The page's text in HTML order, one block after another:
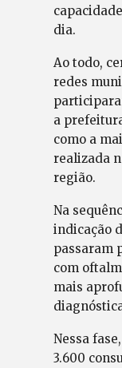
dia.
Ao todo,
redes
a
como a
realizada
região.
Na
indicação
passaram
com
mais
Nessa
3.600